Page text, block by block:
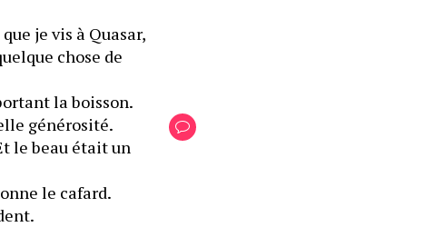
je vis à Quasar,
chose de
la boisson.
générosité.
le beau était un
le cafard.